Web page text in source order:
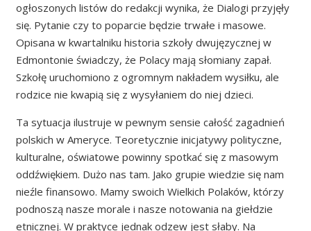
ogłoszonych listów do redakcji wynika, że Dialogi przyjęły
się. Pytanie czy to poparcie będzie trwałe i masowe.
Opisana w kwartalniku historia szkoły dwujęzycznej w
Edmontonie świadczy, że Polacy mają słomiany zapał.
Szkołę uruchomiono z ogromnym nakładem wysiłku, ale
rodzice nie kwapią się z wysyłaniem do niej dzieci.
Ta sytuacja ilustruje w pewnym sensie całość zagadnień
polskich w Ameryce. Teoretycznie inicjatywy polityczne,
kulturalne, oświatowe powinny spotkać się z masowym
oddźwiękiem. Dużo nas tam. Jako grupie wiedzie się nam
nieźle finansowo. Mamy swoich Wielkich Polaków, którzy
podnoszą nasze morale i nasze notowania na giełdzie
etnicznej. W praktyce jednak odzew jest słaby. Na